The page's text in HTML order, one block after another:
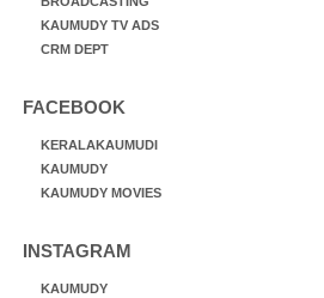
KAUMUDY TV ADS
CRM DEPT
FACEBOOK
KERALAKAUMUDI
KAUMUDY
KAUMUDY MOVIES
INSTAGRAM
KAUMUDY